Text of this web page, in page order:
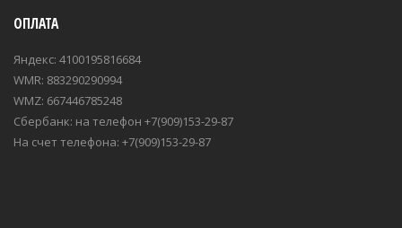
ОПЛАТА
Яндекс: 4100195816684
WMR: 883290290994
WMZ: 667446785248
Сбербанк: на телефон +7(909)153-29-87
На счет телефона: +7(909)153-29-87